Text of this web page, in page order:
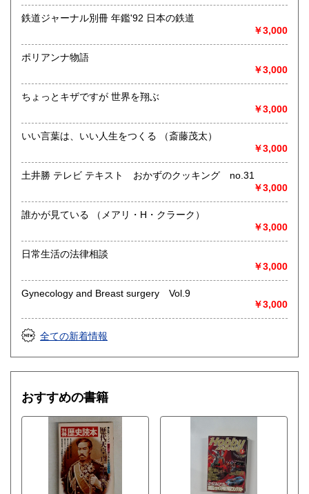
取り扱い分野
総記、哲学宗教、歴史、社会科学、自然科学、美術工芸、国
語国文、外国文学、古典籍、近代文献、趣味、外国書、サブ
カルチャー、古書一般（その他）
書籍全般
鉄道ジャーナル別冊 年鑑'92 日本の鉄道
￥3,000
ポリアンナ物語
￥3,000
ちょっとキザですが 世界を翔ぶ
￥3,000
いい言葉は、いい人生をつくる （斎藤茂太）
￥3,000
土井勝 テレビ テキスト おかずのクッキング no.31
￥3,000
誰かが見ている （メアリ・H・クラーク）
￥3,000
日常生活の法律相談
￥3,000
Gynecology and Breast surgery Vol.9
￥3,000
全ての新着情報
おすすめの書籍